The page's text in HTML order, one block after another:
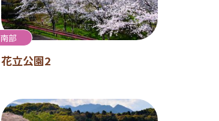
南部
花立公園2